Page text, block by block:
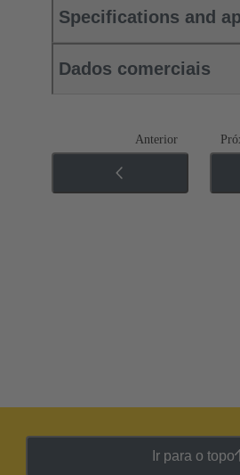
Specifications and
Dados comerciais
Anterior
Ir para o topo